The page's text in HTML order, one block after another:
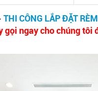
THI CÔNG LẮP ĐẶT
gọi ngay cho chúng tôi